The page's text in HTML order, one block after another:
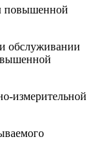
повышенной
обслуживании
измерительной